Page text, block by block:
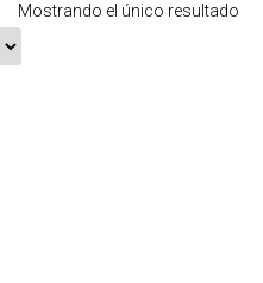
Mostrando el único resultado